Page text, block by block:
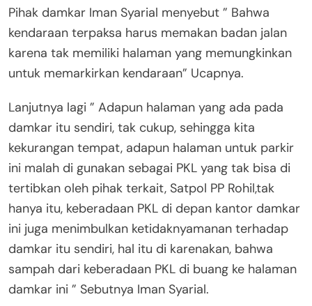
Pihak damkar Iman Syarial menyebut ” Bahwa
kendaraan terpaksa harus memakan badan jalan
karena tak memiliki halaman yang memungkinkan
untuk memarkirkan kendaraan” Ucapnya.
Lanjutnya lagi ” Adapun halaman yang ada pada
damkar itu sendiri, tak cukup, sehingga kita
kekurangan tempat, adapun halaman untuk parkir
ini malah di gunakan sebagai PKL yang tak bisa di
tertibkan oleh pihak terkait, Satpol PP Rohil,tak
hanya itu, keberadaan PKL di depan kantor damkar
ini juga menimbulkan ketidaknyamanan terhadap
damkar itu sendiri, hal itu di karenakan, bahwa
sampah dari keberadaan PKL di buang ke halaman
damkar ini ” Sebutnya Iman Syarial.